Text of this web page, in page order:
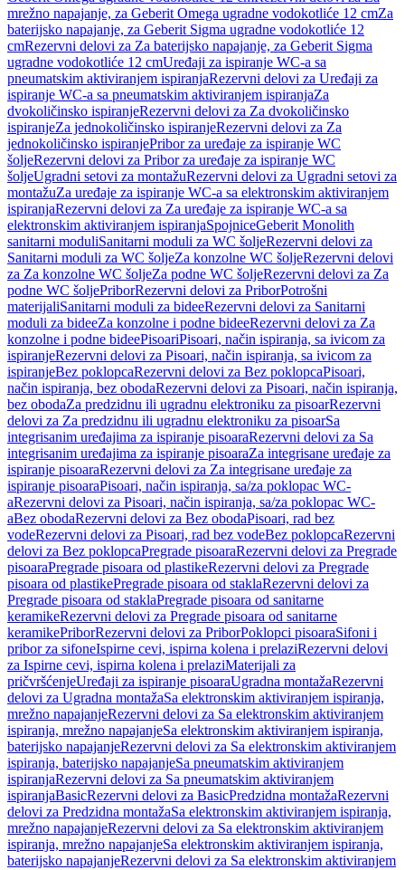
mrežno napajanje, za Geberit Omega ugradne vodokotliće 12 cmZa
baterijsko napajanje, za Geberit Sigma ugradne vodokotliće 12
cmRezervni delovi za Za baterijsko napajanje, za Geberit Sigma
ugradne vodokotliće 12 cmUređaji za ispiranje WC-a sa
pneumatskim aktiviranjem ispiranjaRezervni delovi za Uređaji za
ispiranje WC-a sa pneumatskim aktiviranjem ispiranjaZa
dvokoličinsko ispiranjeRezervni delovi za Za dvokoličinsko
ispiranjeZa jednokoličinsko ispiranjeRezervni delovi za Za
jednokoličinsko ispiranjePribor za uređaje za ispiranje WC
šoljeRezervni delovi za Pribor za uređaje za ispiranje WC
šoljeUgradni setovi za montažuRezervni delovi za Ugradni setovi za
montažuZa uređaje za ispiranje WC-a sa elektronskim aktiviranjem
ispiranjaRezervni delovi za Za uređaje za ispiranje WC-a sa
elektronskim aktiviranjem ispiranjaSpojniceGeberit Monolith
sanitarni moduliSanitarni moduli za WC šoljeRezervni delovi za
Sanitarni moduli za WC šoljeZa konzolne WC šoljeRezervni delovi
za Za konzolne WC šoljeZa podne WC šoljeRezervni delovi za Za
podne WC šoljePriborRezervni delovi za PriborPotrošni
materijaliSanitarni moduli za bideeRezervni delovi za Sanitarni
moduli za bideeZa konzolne i podne bideeRezervni delovi za Za
konzolne i podne bideePisoariPisoari, način ispiranja, sa ivicom za
ispiranjeRezervni delovi za Pisoari, način ispiranja, sa ivicom za
ispiranjeBez poklopcaRezervni delovi za Bez poklopcaPisoari,
način ispiranja, bez obodaRezervni delovi za Pisoari, način ispiranja,
bez obodaZa predzidnu ili ugradnu elektroniku za pisoarRezervni
delovi za Za predzidnu ili ugradnu elektroniku za pisoarSa
integrisanim uređajima za ispiranje pisoaraRezervni delovi za Sa
integrisanim uređajima za ispiranje pisoaraZa integrisane uređaje za
ispiranje pisoaraRezervni delovi za Za integrisane uređaje za
ispiranje pisoaraPisoari, način ispiranja, sa/za poklopac WC-
aRezervni delovi za Pisoari, način ispiranja, sa/za poklopac WC-
aBez obodaRezervni delovi za Bez obodaPisoari, rad bez
vodeRezervni delovi za Pisoari, rad bez vodeBez poklopcaRezervni
delovi za Bez poklopcaPregrade pisoaraRezervni delovi za Pregrade
pisoaraPregrade pisoara od plastikeRezervni delovi za Pregrade
pisoara od plastikePregrade pisoara od staklaRezervni delovi za
Pregrade pisoara od staklaPregrade pisoara od sanitarne
keramikeRezervni delovi za Pregrade pisoara od sanitarne
keramikePriborRezervni delovi za PriborPoklopci pisoaraSifoni i
pribor za sifoneIspirne cevi, ispirna kolena i prelaziRezervni delovi
za Ispirne cevi, ispirna kolena i prelaziMaterijali za
pričvršćenjeUređaji za ispiranje pisoaraUgradna montažaRezervni
delovi za Ugradna montažaSa elektronskim aktiviranjem ispiranja,
mrežno napajanjeRezervni delovi za Sa elektronskim aktiviranjem
ispiranja, mrežno napajanjeSa elektronskim aktiviranjem ispiranja,
baterijsko napajanjeRezervni delovi za Sa elektronskim aktiviranjem
ispiranja, baterijsko napajanjeSa pneumatskim aktiviranjem
ispiranjaRezervni delovi za Sa pneumatskim aktiviranjem
ispiranjaBasicRezervni delovi za BasicPredzidna montažaRezervni
delovi za Predzidna montažaSa elektronskim aktiviranjem ispiranja,
mrežno napajanjeRezervni delovi za Sa elektronskim aktiviranjem
ispiranja, mrežno napajanjeSa elektronskim aktiviranjem ispiranja,
baterijsko napajanjeRezervni delovi za Sa elektronskim aktiviranjem